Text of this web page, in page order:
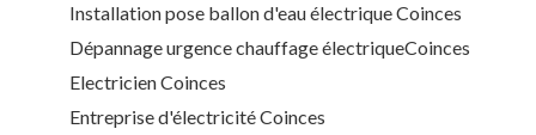
Installation pose ballon d'eau électrique Coinces
Dépannage urgence chauffage électriqueCoinces
Electricien Coinces
Entreprise d'électricité Coinces